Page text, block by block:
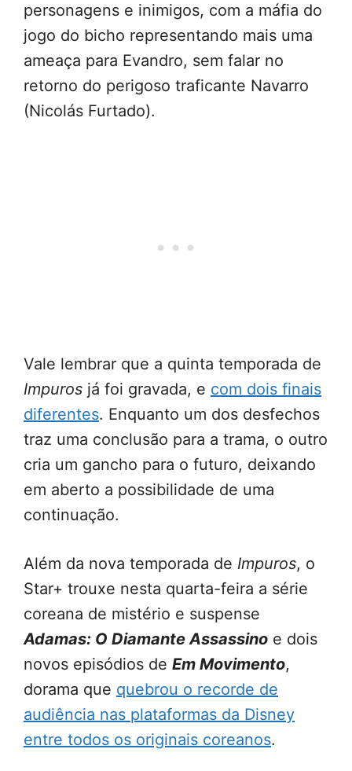
personagens e inimigos, com a máfia do
jogo do bicho representando mais uma
ameaça para Evandro, sem falar no
retorno do perigoso traficante Navarro
(Nicolás Furtado).
Vale lembrar que a quinta temporada de
Impuros já foi gravada, e com dois finais
diferentes. Enquanto um dos desfechos
traz uma conclusão para a trama, o outro
cria um gancho para o futuro, deixando
em aberto a possibilidade de uma
continuação.
Além da nova temporada de Impuros, o
Star+ trouxe nesta quarta-feira a série
coreana de mistério e suspense
Adamas: O Diamante Assassino e dois
novos episódios de Em Movimento,
dorama que quebrou o recorde de
audiência nas plataformas da Disney
entre todos os originais coreanos.